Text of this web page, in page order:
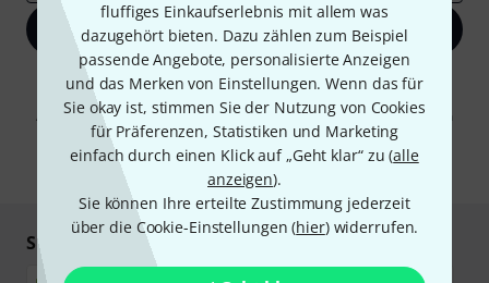
fluffiges Einkaufserlebnis mit allem was
dazugehört bieten. Dazu zählen zum Beispiel
passende Angebote, personalisierte Anzeigen
und das Merken von Einstellungen. Wenn das für
Sie okay ist, stimmen Sie der Nutzung von Cookies
für Präferenzen, Statistiken und Marketing
einfach durch einen Klick auf „Geht klar“ zu (alle
anzeigen).
Sie können Ihre erteilte Zustimmung jederzeit
über die Cookie-Einstellungen (hier) widerrufen.
Jetzt anmelden
Mit Klick auf „Jetzt anmelden“ stimmen Sie dem Erhalt von E-Mail-
Werbung und einer Messung des E-Mail-Nutzungsverhaltens zu. Die
Abmeldung ist jederzeit möglich. Weitere Informationen finden Sie in
unserenDatenschutzhinweisen.
Sicher einkaufen & bezahlen